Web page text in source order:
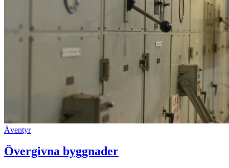
Äventyr
Övergivna byggnader